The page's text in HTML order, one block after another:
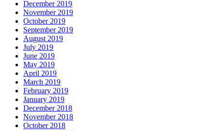
December 2019
November 2019
October 2019
September 2019
August 2019
July 2019
June 2019
May 2019
April 2019
March 2019
February 2019
January 2019
December 2018
November 2018
October 2018